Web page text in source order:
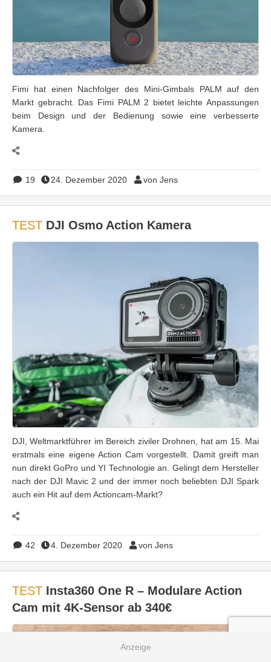
Fimi hat einen Nachfolger des Mini-Gimbals PALM auf den
Markt gebracht. Das Fimi PALM 2 bietet leichte Anpassungen
beim Design und der Bedienung sowie eine verbesserte
Kamera.
19 24. Dezember 2020 von Jens
TEST DJI Osmo Action Kamera
DJI, Weltmarktführer im Bereich ziviler Drohnen, hat am 15. Mai
erstmals eine eigene Action Cam vorgestellt. Damit greift man
nun direkt GoPro und YI Technologie an. Gelingt dem Hersteller
nach der DJI Mavic 2 und der immer noch beliebten DJI Spark
auch ein Hit auf dem Actioncam-Markt?
42 4. Dezember 2020 von Jens
TEST Insta360 One R – Modulare Action
Cam mit 4K-Sensor ab 340€